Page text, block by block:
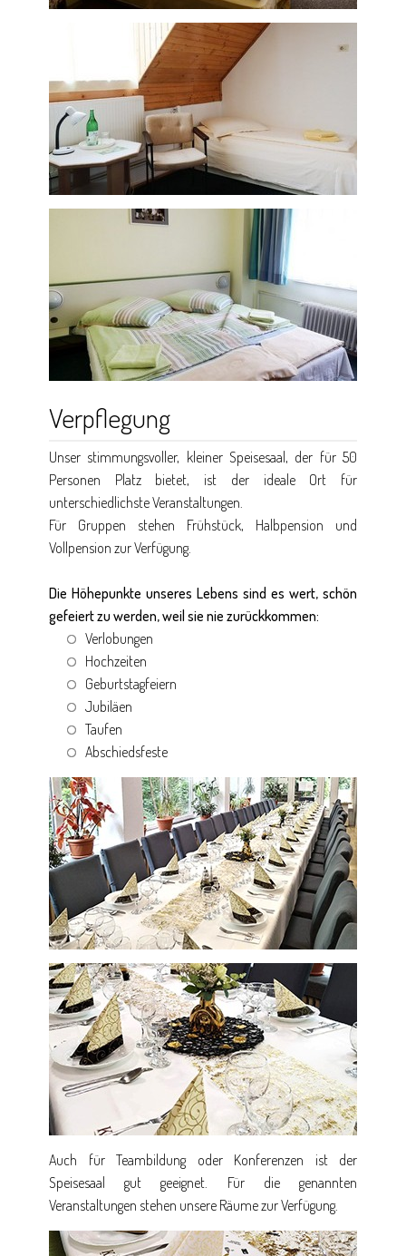
Verpflegung
Unser stimmungsvoller, kleiner Speisesaal, der für 50
Personen Platz bietet, ist der ideale Ort für
unterschiedlichste Veranstaltungen.
Für Gruppen stehen Frühstück, Halbpension und
Vollpension zur Verfügung.
Die Höhepunkte unseres Lebens sind es wert, schön
gefeiert zu werden, weil sie nie zurückkommen:
Verlobungen
Hochzeiten
Geburtstagfeiern
Jubiläen
Taufen
Abschiedsfeste
Auch für Teambildung oder Konferenzen ist der
Speisesaal gut geeignet. Für die genannten
Veranstaltungen stehen unsere Räume zur Verfügung.